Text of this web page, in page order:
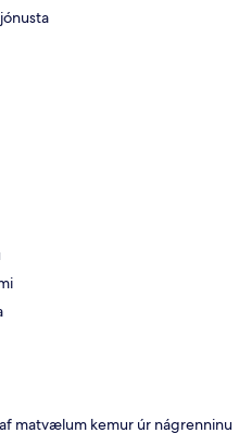
matvælum kemur úr nágrenninu